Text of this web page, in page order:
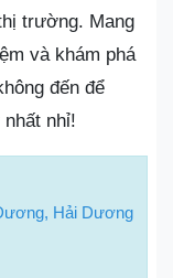
trường. Mang
và khám phá
đến để
nhỉ!
Hải Dương